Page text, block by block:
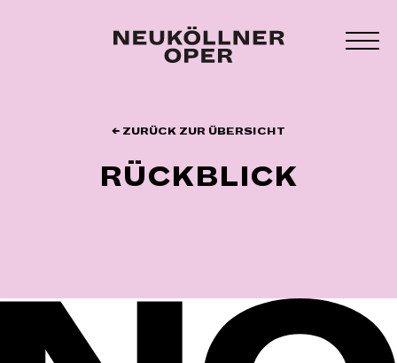
← ZURÜCK ZUR ÜBERSICHT
RÜCKBLICK